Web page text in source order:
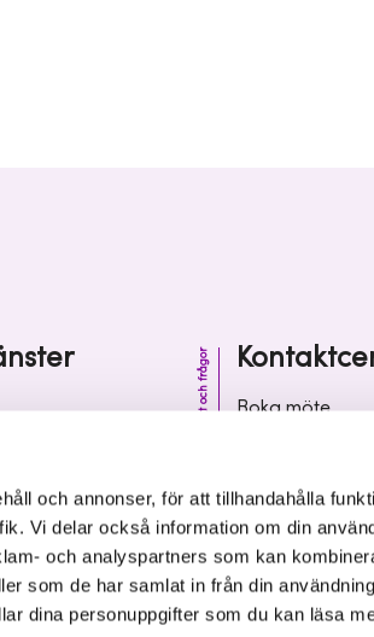
och annonser, för att tillhandahålla
Vi delar också information om din
och analyspartners som kan
som de har samlat in från din
dina personuppgifter som du kan läsa
inspiration
Kontakt och frågor
Boka möte
Vanliga frågor